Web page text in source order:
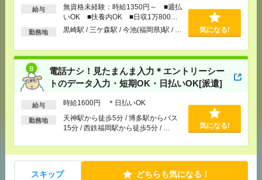
給与
無資格未経験：時給1350円～ ■週払
いOK ■扶養内OK ■日収1万800円
以上
勤務地 黒崎駅 / 三ケ森駅 / 今池(福岡県)駅 / … 気になる!
電話ナシ！見たまんま入力＊エントリーシー
トのデータ入力・短期OK・日払いOK[派遣]
給与 時給1600円 ＊日払いOK
勤務地
天神駅から徒歩5分 / 博多駅からバス
15分 / 西鉄福岡駅から徒歩5分 / …
気になる!
スキップ どちらも気になる！
メールで送る LINEで送る
シェア ツイート ブックマーク
あなたの閲覧履歴からの
おすすめ